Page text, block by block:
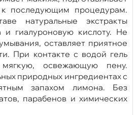
последующим процедурам.
натуральные экстракты
и гиалуроновую кислоту. Не
оставляет приятное
При контакте с водой гель
освежающую пену.
природных ингредиентах с
запахом лимона. Без
парабенов и химических